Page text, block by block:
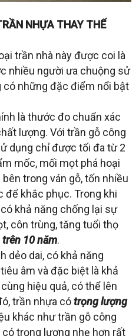
NHỰA THAY THẾ
trần nhà này được coi là
nhiều người ưa chuộng sử
có những đặc điểm nổi bật
là thước đo chuẩn xác
lượng. Với trần gỗ công
dụng chỉ được tối đa từ 2
mốc, mối mọt phá hoại
trong ván gỗ, tốn nhiều
để khắc phục. Trong khi
khả năng chống lại sự
côn trùng, tăng tuổi thọ
trên 10 năm.
dẻo dai, có khả năng
âm và đặc biệt là khả
hiệu quả, có thể lên
trần nhựa cótrọng lượng
khác như trần gỗ công
trọng lượng nhẹ hơn rất